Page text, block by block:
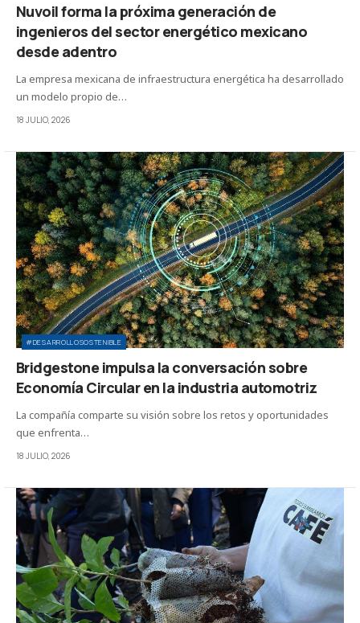
Nuvoil forma la próxima generación de
ingenieros del sector energético mexicano
desde adentro
La empresa mexicana de infraestructura energética ha desarrollado
un modelo propio de…
18 JULIO, 2026
#DESARROLLOSOSTENIBLE
Bridgestone impulsa la conversación sobre
Economía Circular en la industria automotriz
La compañía comparte su visión sobre los retos y oportunidades
que enfrenta…
18 JULIO, 2026